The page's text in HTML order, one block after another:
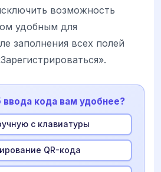
возможность
удобным для
заполнения всех полей
ввода кода вам удобнее?
с клавиатуры
QR-кода